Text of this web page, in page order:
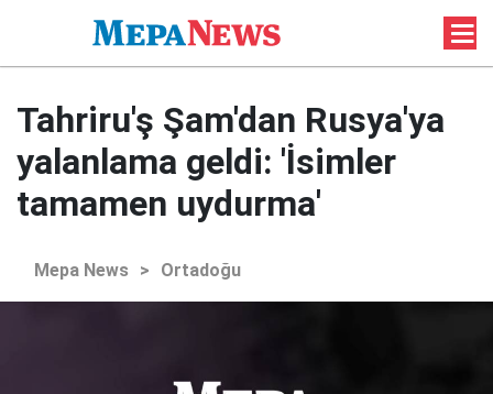
Tahriru'ş Şam'dan Rusya'ya
yalanlama geldi: 'İsimler
tamamen uydurma'
Mepa News > Ortadoğu